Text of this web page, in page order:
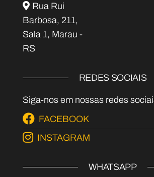
Rua Rui
Barbosa, 211,
Sala 1, Marau -
RS
REDES SOCIAIS
Siga-nos em nossas redes
FACEBOOK
INSTAGRAM
WHATSAPP